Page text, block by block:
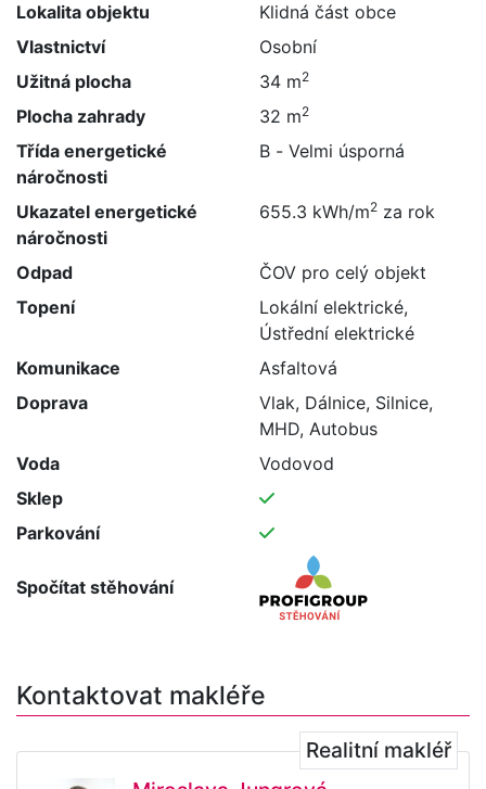
Lokalita objektu
Klidná část obce
Vlastnictví
Osobní
Užitná plocha
34 m2
Plocha zahrady 32 m2
Třída energetické
náročnosti
B - Velmi úsporná
Ukazatel energetické
náročnosti
655.3 kWh/m2 za rok
Odpad
ČOV pro celý objekt
Topení
Lokální elektrické,
Ústřední elektrické
Komunikace
Asfaltová
Doprava
Vlak, Dálnice, Silnice,
MHD, Autobus
Voda
Vodovod
Sklep
Parkování
Spočítat stěhování
Kontaktovat makléře
Realitní makléř